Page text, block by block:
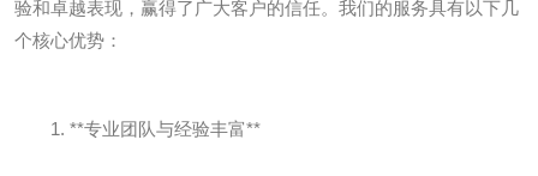
验和卓越表现，赢得了广大客户的信任。我们的服务具有以下几
个核心优势：
1. **专业团队与经验丰富**